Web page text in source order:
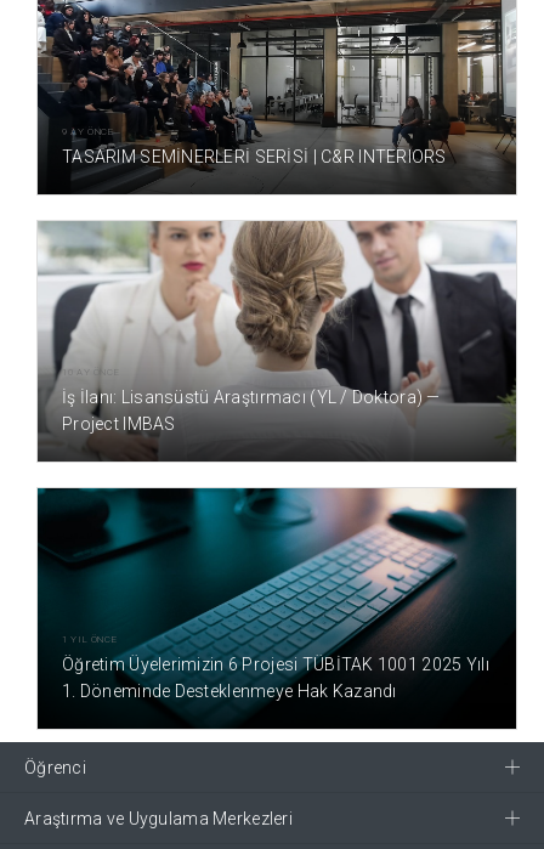
9 AY ÖNCE
TASARIM SEMİNERLERİ SERİSİ | C&R INTERIORS
10 AY ÖNCE
İş İlanı: Lisansüstü Araştırmacı (YL / Doktora) —
Project IMBAS
1 YIL ÖNCE
Öğretim Üyelerimizin 6 Projesi TÜBİTAK 1001 2025 Yılı
1. Döneminde Desteklenmeye Hak Kazandı
Öğrenci
Araştırma ve Uygulama Merkezleri